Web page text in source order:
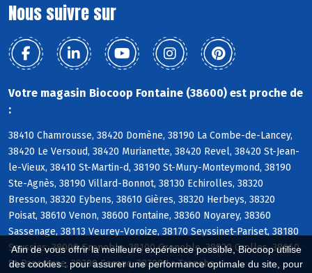
Afin de vous offrir la meilleure expérience possible, Biocoop utilise
des cookies : pour assurer une performance optimale du site, pour
Nous suivre sur
Votre magasin Biocoop Fontaine (38600) est proche de
:
38410 Chamrousse, 38420 Domène, 38190 La Combe-de-Lancey,
38420 Le Versoud, 38420 Murianette, 38420 Revel, 38420 St-Jean-
le-Vieux, 38410 St-Martin-d, 38190 St-Mury-Monteymond, 38190
Ste-Agnès, 38190 Villard-Bonnot, 38130 Echirolles, 38320
Bresson, 38320 Eybens, 38610 Gières, 38320 Herbeys, 38320
Poisat, 38610 Venon, 38600 Fontaine, 38360 Noyarey, 38360
Sassenage, 38113 Veurey-Voroize, 38170 Seyssinet-Pariset, 38180
Seyssins, 38000 Grenoble, 38100 Grenoble, 38920 Crolles, 38660
St-Pancrasse, 38700 Corenc, 38700 La Tronche